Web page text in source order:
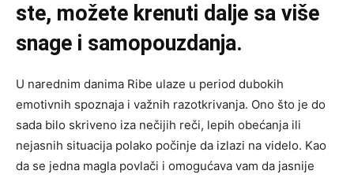
ste, možete krenuti dalje sa više
snage i samopouzdanja.
U narednim danima Ribe ulaze u period dubokih
emotivnih spoznaja i važnih razotkrivanja. Ono što je do
sada bilo skriveno iza nečijih reči, lepih obećanja ili
nejasnih situacija polako počinje da izlazi na videlo. Kao
da se jedna magla povlači i omogućava vam da jasnije